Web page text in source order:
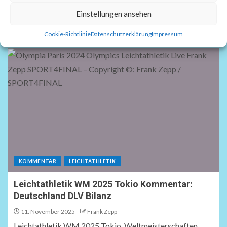
Einstellungen ansehen
Cookie-RichtlinieDatenschutzerklärungImpressum
Simon Batz
KOMMENTAR LEICHTATHLETIK
Leichtathletik WM 2025 Tokio Kommentar:
Deutschland DLV Bilanz
11. November 2025 Frank Zepp